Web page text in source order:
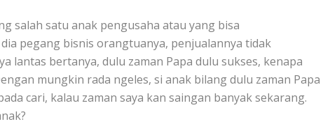
salah satu anak pengusaha atau yang bisa
pegang bisnis orangtuanya, penjualannya tidak
lantas bertanya, dulu zaman Papa dulu sukses, kenapa
mungkin rada ngeles, si anak bilang dulu zaman Papa
cari, kalau zaman saya kan saingan banyak sekarang.